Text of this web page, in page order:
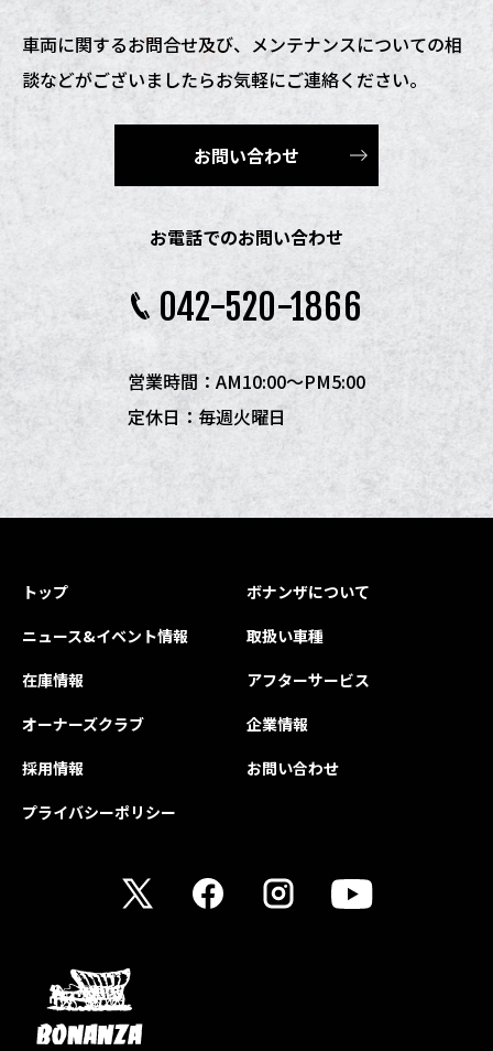
車両に関するお問合せ及び、 メンテナンスについての相
談などがございましたらお気軽にご連絡ください。
お問い合わせ
お電話でのお問い合わせ
042-520-1866
営業時間：AM10:00〜PM5:00
定休日：毎週火曜日
トップ
ボナンザについて
ニュース&イベント情報
取扱い車種
在庫情報
アフターサービス
オーナーズクラブ
企業情報
採用情報
お問い合わせ
プライバシーポリシー